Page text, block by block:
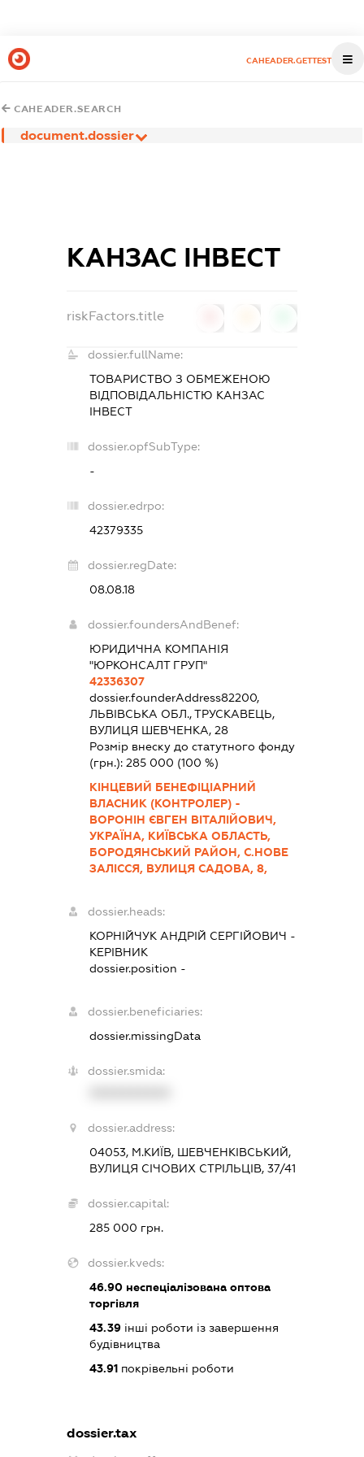
CAHEADER.GETTEST
CAHEADER.SEARCH
document.dossier
КАНЗАС ІНВЕСТ
riskFactors.title
dossier.fullName:
ТОВАРИСТВО З ОБМЕЖЕНОЮ
ВІДПОВІДАЛЬНІСТЮ КАНЗАС
ІНВЕСТ
dossier.opfSubType:
-
dossier.edrpo:
42379335
dossier.regDate:
08.08.18
dossier.foundersAndBenef:
ЮРИДИЧНА КОМПАНІЯ
"ЮРКОНСАЛТ ГРУП"
42336307
dossier.founderAddress82200,
ЛЬВІВСЬКА ОБЛ., ТРУСКАВЕЦЬ,
ВУЛИЦЯ ШЕВЧЕНКА, 28
Розмір внеску до статутного фонду
(грн.): 285 000 (100 %)
КІНЦЕВИЙ БЕНЕФІЦІАРНИЙ
ВЛАСНИК (КОНТРОЛЕР) -
ВОРОНІН ЄВГЕН ВІТАЛІЙОВИЧ,
УКРАЇНА, КИЇВСЬКА ОБЛАСТЬ,
БОРОДЯНСЬКИЙ РАЙОН, С.НОВЕ
ЗАЛІССЯ, ВУЛИЦЯ САДОВА, 8,
dossier.heads:
КОРНІЙЧУК АНДРІЙ СЕРГІЙОВИЧ -
КЕРІВНИК
dossier.position -
dossier.beneficiaries:
dossier.missingData
dossier.smida:
dossier.address:
04053, М.КИЇВ, ШЕВЧЕНКІВСЬКИЙ,
ВУЛИЦЯ СІЧОВИХ СТРІЛЬЦІВ, 37/41
dossier.capital:
285 000 грн.
dossier.kveds:
46.90неспеціалізована оптова
торгівля
43.39інші роботи із завершення
будівництва
43.91покрівельні роботи
dossier.tax